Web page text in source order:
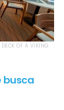
OF A VIKING
busca